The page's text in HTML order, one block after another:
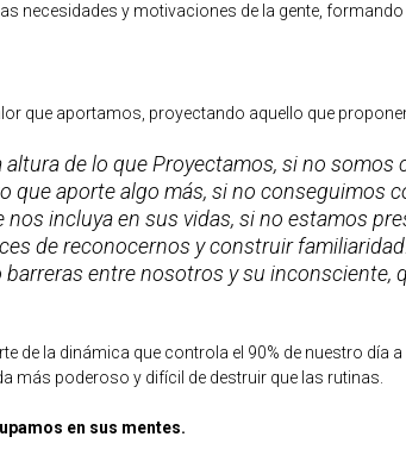
necesidades y motivaciones de la gente,
que aportamos, proyectando aquello que
de lo que Proyectamos, si no somos
que aporte algo más, si no conseguimos
incluya en sus vidas, si no estamos
de reconocernos y construir
entre nosotros y su inconsciente,
de la dinámica que controla el 90% de nuestro día
más poderoso y difícil de destruir que las rutinas.
en sus mentes.